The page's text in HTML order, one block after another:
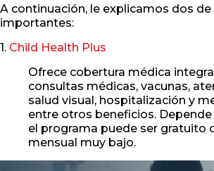
A continuación, le explicamos dos
importantes:
1. Child Health Plus
Ofrece cobertura médica
consultas médicas, vacunas,
salud visual, hospitalización y
entre otros beneficios.
el programa puede ser gratuito
mensual muy bajo.